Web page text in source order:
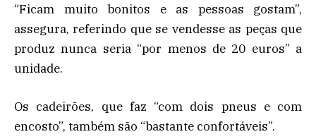
“Ficam muito bonitos e as pessoas gostam”,
assegura, referindo que se vendesse as peças que
produz nunca seria “por menos de 20 euros” a
unidade.
Os cadeirões, que faz “com dois pneus e com
encosto”, também são “bastante confortáveis”.